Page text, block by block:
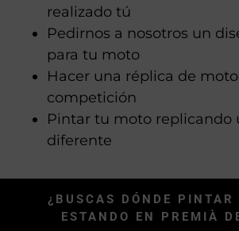
En lapintura de motos
opciones diferentes, según lo
Con un diseño propio que
realizado tú
Pedirnos a nosotros un
para tu moto
competición
Pintar tu moto replicando
diferente